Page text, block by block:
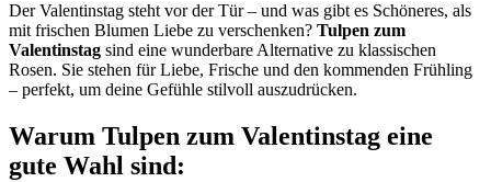
Der Valentinstag steht vor der Tür – und was gibt es Schöneres, als
mit frischen Blumen Liebe zu verschenken? Tulpen zum
Valentinstag sind eine wunderbare Alternative zu klassischen
Rosen. Sie stehen für Liebe, Frische und den kommenden Frühling
– perfekt, um deine Gefühle stilvoll auszudrücken.
Warum Tulpen zum Valentinstag eine
gute Wahl sind: